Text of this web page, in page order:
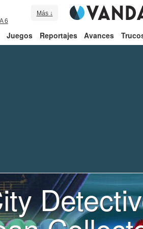
6
Más ↓
Juegos Reportajes Avances